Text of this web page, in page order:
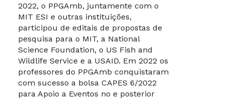
2022, o PPGAmb, juntamente com o
MIT ESI e outras instituições,
participou de editais de propostas de
pesquisa para o MIT, a National
Science Foundation, o US Fish and
Wildlife Service e a USAID. Em 2022 os
professores do PPGAmb conquistaram
com sucesso a bolsa CAPES 6/2022
para Apoio a Eventos no e posterior